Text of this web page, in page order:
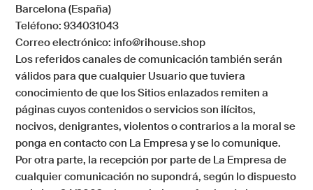
Barcelona (España)
Teléfono: 934031043
Correo electrónico: info@rihouse.shop
Los referidos canales de comunicación también serán
válidos para que cualquier Usuario que tuviera
conocimiento de que los Sitios enlazados remiten a
páginas cuyos contenidos o servicios son ilícitos,
nocivos, denigrantes, violentos o contrarios a la moral se
ponga en contacto con La Empresa y se lo comunique.
Por otra parte, la recepción por parte de La Empresa de
cualquier comunicación no supondrá, según lo dispuesto